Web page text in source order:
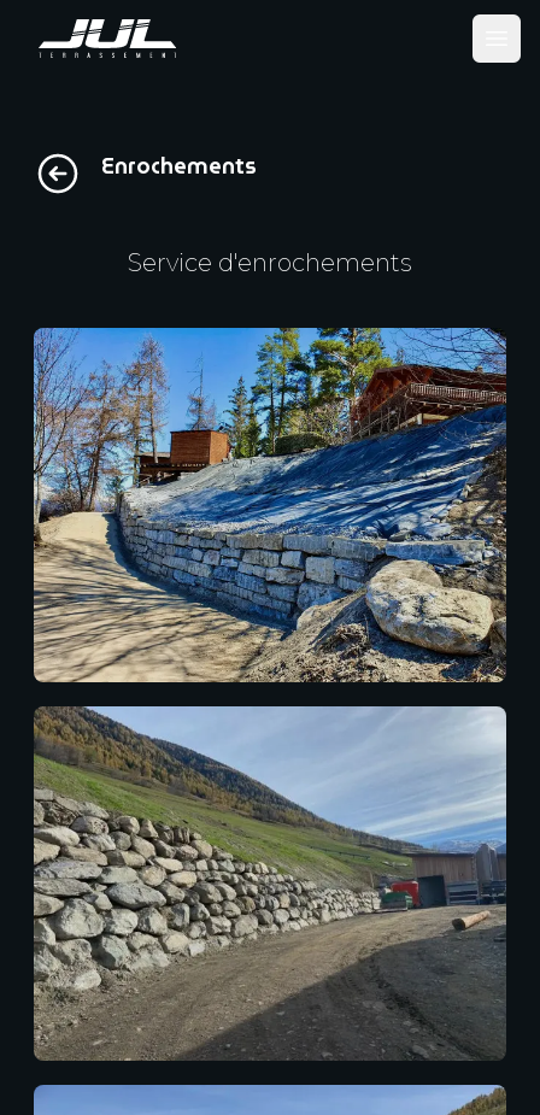
Enrochements
Service d'enrochements